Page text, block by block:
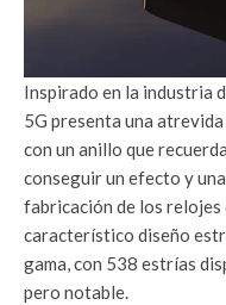
Inspirado en la industria
5G presenta una
con un anillo que
conseguir un efecto y
fabricación de los relojes
característico diseño
gama, con 538 estrías
pero notable.